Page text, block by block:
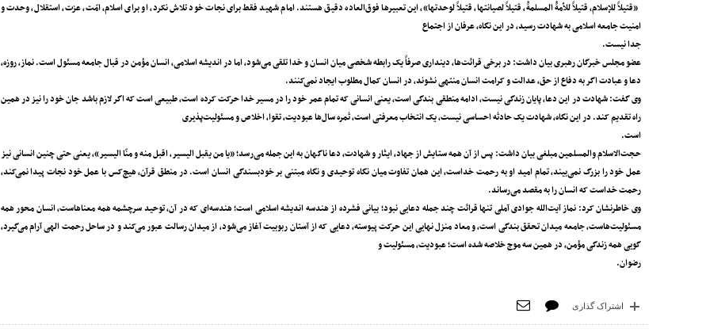
«قتیلاً للإسلام، قتیلاً للأمهًْ المسلمهًْ، قتیلاً لصیانتها، قتیلاً لوحدتها»، این تعبیرها فوق‌العاده دقیق هستند. امام شهید فقط برای نجات خود تلاش نکرد، او برای اسلام، امّت، عزت، استقلال، وحدت و
امنیت جامعه اسلامی به شهادت رسید، در این نگاه، عرفان از اجتماع
جدا نیست.
عضو مجلس خبرگان رهبری بیان داشت: در برخی قرائت‌ها، دینداری صرفاً یک رابطه شخصی میان انسان و خدا تلقی می‌شود، اما در اندیشه اسلامی، انسان مؤمن در قبال جامعه مسئول است. نماز، روزه،
دعا و عبادت اگر به دفاع از حق، عدالت و کرامت انسان منتهی نشوند، در انسان کمال مطلوب ایجاد نمی‌کنند.
وی گفت: شهادت در این دعا، پایان زندگی نیست، ادامه منطقی بندگی است، یعنی انسانی که تمام عمر خود را در مسیر خدا حرکت کرده است، طبیعی است که اگر لازم باشد جان خود را نیز در همین
راه تقدیم کند. در این نگاه، شهادت یک حادثه احساسی نیست، یک انتخاب معرفتی است، ثمره سال‌ها عبودیت، تقوا، اخلاص و مسئولیت‌پذیری
است.
حجت‌الاسلام والمسلمین مبلغی بیان داشت: پس از آن همه ستایش از جهاد، ایثار و شهادت، دعا ناگهان به این جمله می‌رسد؛ «یا من یقبل الیسیر، اقبل منه و منّا الیسیر»، یعنی حتی چنین انسانی نیز
عمل خود را بزرگ نمی‌بیند، تمام امید او به رحمت خداست، این همان تفاوت میان نگاه توحیدی و نگاه مبتنی بر خودبسندگی انسان است. در منطق قرآن، هیچ‌کس با عمل خود نجات پیدا نمی‌کند،
رحمت خداست که انسان را به مقصد می‌رساند.
وی خاطرنشان کرد: نماز آیت‌الله جوادی آملی تنها قرائت چند جمله دعایی نبود؛ بیانی فشرده از هندسه اندیشه اسلامی است؛ هندسه‌ای که در آن، توحید سرچشمه همه معناهاست، انسان محور همه
مسئولیت‌هاست، جامعه میدان تحقق بندگی است، و معاد منزل نهایی این حرکت پیوسته، دعایی که از آستان ربوبیت آغاز می‌شود، از میدان رسالت عبور می‌کند و در ساحل رحمت الهی آرام می‌گیرد،
گویی همه زندگی مؤمن، در همین سه موج خلاصه شده ‌است؛ عبودیت، مسئولیت و
رضوان.
اشتراک گذاری